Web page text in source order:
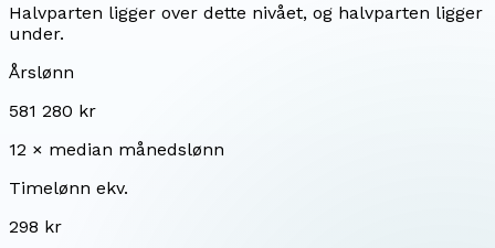
Halvparten ligger over dette nivået, og halvparten ligger
under.
Årslønn
581 280 kr
12 × median månedslønn
Timelønn ekv.
298 kr